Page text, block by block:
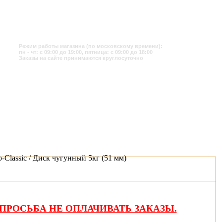
Режим работы магазина (по московскому времени):
пн - чт: с 09:00 до 19:00, пятница: с 09:00 до 18:00
Заказы на сайте принимаются круглосуточно
Classic / Диск чугунный 5кг (51 мм)
НЕ ОПЛАЧИВАТЬ ЗАКАЗЫ.